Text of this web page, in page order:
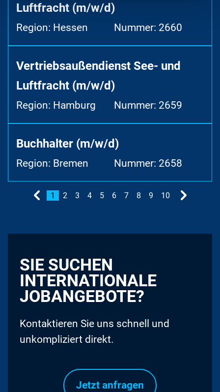
Luftfracht (m/w/d)
Region: Hessen Nummer: 2660
Vertriebsaußendienst See- und
Luftfracht (m/w/d)
Region: Hamburg Nummer: 2659
Buchhalter (m/w/d)
Region: Bremen Nummer: 2658
1 2 3 4 5 6 7 8 9 10
SIE SUCHEN
INTERNATIONALE
JOBANGEBOTE?
Kontaktieren Sie uns schnell und
unkompliziert direkt.
Jetzt anfragen